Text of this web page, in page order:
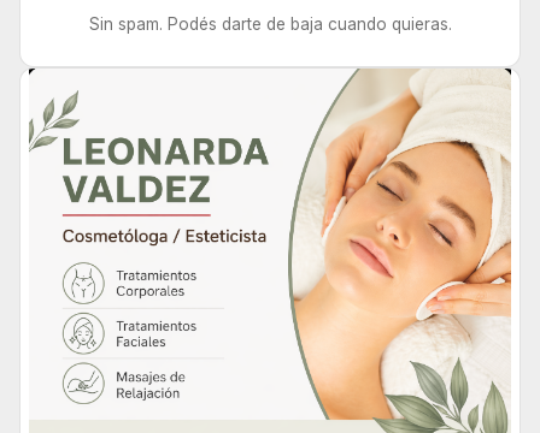
Sin spam. Podés darte de baja cuando quieras.